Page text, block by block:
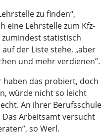
zu finden“,
eine Lehrstelle zum Kfz-
statistisch
der Liste stehe, „aber
und mehr verdienen”.
haben das probiert, doch
würde nicht so leicht
An ihrer Berufsschule
Arbeitsamt versucht
so Werl.